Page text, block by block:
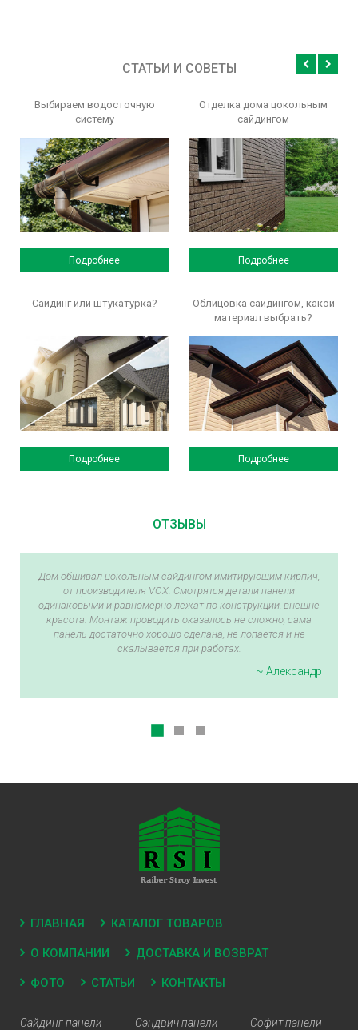
СТАТЬИ И СОВЕТЫ
Выбираем водосточную
систему
Подробнее
Отделка дома цокольным
сайдингом
Подробнее
Сайдинг или штукатурка?
Подробнее
Облицовка сайдингом, какой
материал выбрать?
Подробнее
ОТЗЫВЫ
Дом обшивал цокольным сайдингом имитирующим кирпич,
от производителя VOX. Смотрятся детали панели
одинаковыми и равномерно лежат по конструкции, внешне
красота. Монтаж проводить оказалось не сложно, сама
панель достаточно хорошо сделана, не лопается и не
скалывается при работах.
~ Александр
ГЛАВНАЯ КАТАЛОГ ТОВАРОВ
О КОМПАНИИ ДОСТАВКА И ВОЗВРАТ
ФОТО СТАТЬИ КОНТАКТЫ
Сайдинг панели Сэндвич панели Софит панели